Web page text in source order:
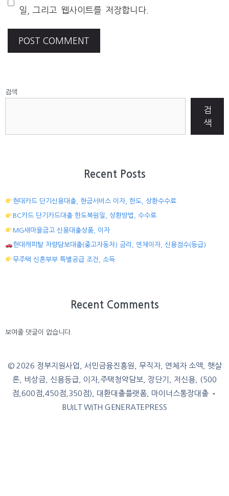
일, 그리고 웹사이트를 저장합니다.
검색
검
색
Recent Posts
현대카드 단기신용대출, 현금서비스 이자, 한도, 상환수수료
BC카드 단기카드대출 한도복원일, 상환방법, 수수료
MG새마을금고 신용대출상품, 이자
현대캐피탈 차량담보대출(중고자동차) 금리, 연체이자, 신용점수(등급)
무주택 신혼부부 특별공급 조건, 소득
Recent Comments
보여줄 댓글이 없습니다.
© 2026 정부지원사업, 서민금융진흥원, 무직자, 연체자 소액, 햇살
론, 비상금, 신용등급, 이자,주택청약담보, 장단기, 저신용, (500
점,600점,450점,350점), 대환대출플랫폼, 마이너스통장대출 •
BUILT WITH GENERATEPRESS